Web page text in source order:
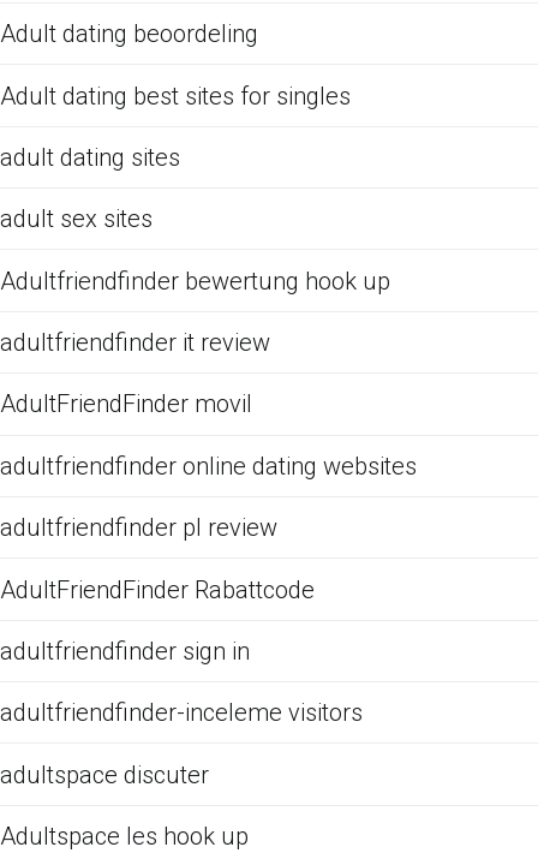
Adult dating beoordeling
Adult dating best sites for singles
adult dating sites
adult sex sites
Adultfriendfinder bewertung hook up
adultfriendfinder it review
AdultFriendFinder movil
adultfriendfinder online dating websites
adultfriendfinder pl review
AdultFriendFinder Rabattcode
adultfriendfinder sign in
adultfriendfinder-inceleme visitors
adultspace discuter
Adultspace les hook up